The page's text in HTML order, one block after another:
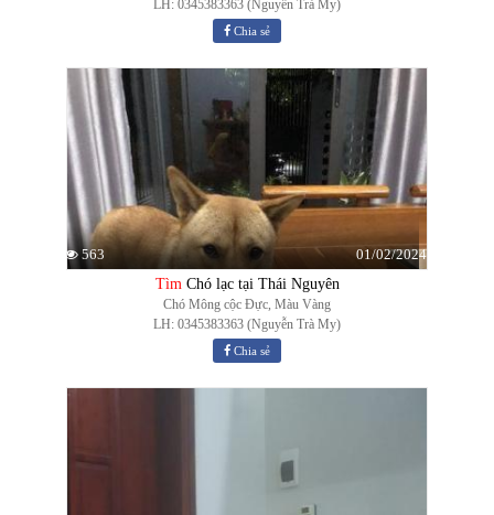
LH: 0345383363 (Nguyễn Trà My)
Chia sẻ
563
01/02/2024
Tìm Chó lạc tại Thái Nguyên
Chó Mông cộc Đực, Màu Vàng
LH: 0345383363 (Nguyễn Trà My)
Chia sẻ